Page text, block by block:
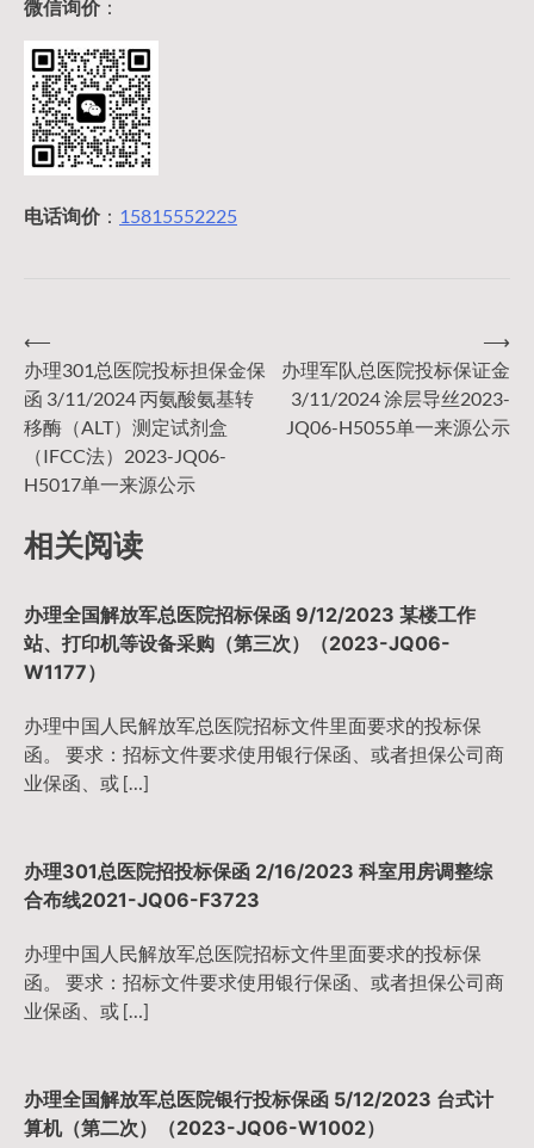
微信询价：
电话询价： 15815552225
文
章
导
航
⟵
办理301总医院投标担保金保
函 3/11/2024 丙氨酸氨基转
移酶（ALT）测定试剂盒
（IFCC法）2023-JQ06-
H5017单一来源公示
办理军队总医院投标保证金
3/11/2024 涂层导丝2023-
JQ06-H5055单一来源公示
⟶
相关阅读
办理全国解放军总医院招标保函 9/12/2023 某楼工作
站、打印机等设备采购（第三次）（2023-JQ06-
W1177）
办理中国人民解放军总医院招标文件里面要求的投标保
函。 要求：招标文件要求使用银行保函、或者担保公司商
业保函、或 […]
办理301总医院招投标保函 2/16/2023 科室用房调整综
合布线2021-JQ06-F3723
办理中国人民解放军总医院招标文件里面要求的投标保
函。 要求：招标文件要求使用银行保函、或者担保公司商
业保函、或 […]
办理全国解放军总医院银行投标保函 5/12/2023 台式计
算机（第二次）（2023-JQ06-W1002）